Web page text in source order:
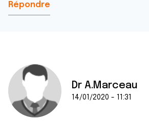
Répondre
Dr A.Marceau
14/01/2020 - 11:31